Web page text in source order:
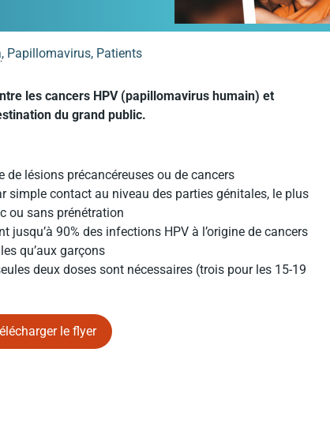
, Papillomavirus, Patients
les cancers HPV (papillomavirus humain) et
du grand public.
de lésions précancéreuses ou de cancers
simple contact au niveau des parties génitales, le plus
ou sans prénétration
jusqu’à 90% des infections HPV à l’origine de cancers
qu’aux garçons
deux doses sont nécessaires (trois pour les 15-19
le flyer